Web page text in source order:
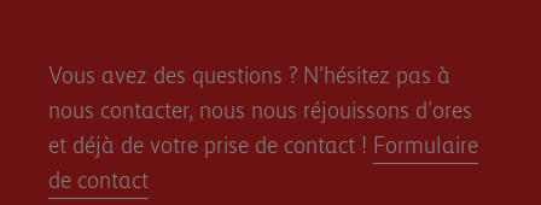
Vous avez des questions ? N'hésitez pas à
nous contacter, nous nous réjouissons d'ores
et déjà de votre prise de contact ! Formulaire
de contact